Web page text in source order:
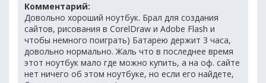
Комментарий:
Довольно хороший ноутбук. Брал для создания
сайтов, рисования в CorelDraw и Adobe Flash и
чтобы немного поиграть) Батарею держит 3 часа,
довольно нормально. Жаль что в последнее время
этот ноутбук мало где можно купить, а на оф. сайте
нет ничего об этом ноутбуке, но если его найдете,